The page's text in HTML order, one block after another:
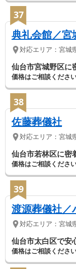
37
典礼会館／宮
対応エリア： 宮城
仙台市宮城野区に
価格はご相談くださ
38
佐藤葬儀社
対応エリア： 宮城
仙台市若林区に密
価格はご相談くださ
39
渡源葬儀社／
対応エリア： 宮城
仙台市太白区で安
価格はご相談くださ